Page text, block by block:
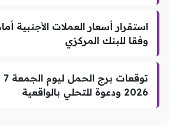
استقرار أسعار العملات الأجنبية
وفقا للبنك المركزي
2026 ودعوة للتحلي بالواقعية